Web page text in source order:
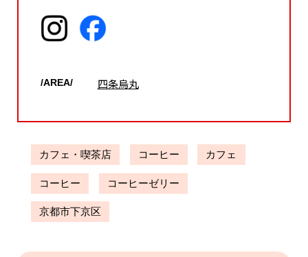
/AREA/ 四条烏丸
カフェ・喫茶店 コーヒー カフェ
コーヒー コーヒーゼリー
京都市下京区